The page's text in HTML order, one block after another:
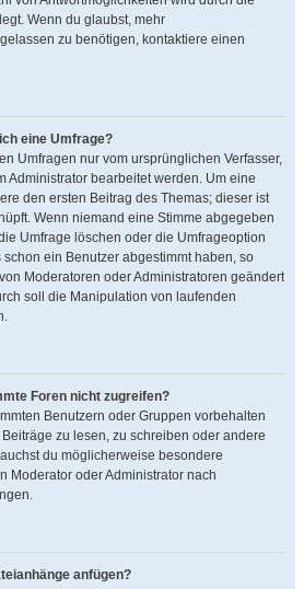
Wenn du glaubst, mehr
zu benötigen, kontaktiere einen
eine Umfrage?
Umfragen nur vom ursprünglichen Verfasser,
Administrator bearbeitet werden. Um eine
den ersten Beitrag des Themas; dieser ist
Wenn niemand eine Stimme abgegeben
Umfrage löschen oder die Umfrageoption
ein Benutzer abgestimmt haben, so
Moderatoren oder Administratoren geändert
soll die Manipulation von laufenden
Foren nicht zugreifen?
Benutzern oder Gruppen vorbehalten
zu lesen, zu schreiben oder andere
du möglicherweise besondere
Moderator oder Administrator nach
anfügen?